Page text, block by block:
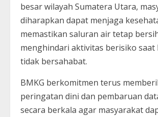
besar wilayah Sumatera Utara,
diharapkan dapat menjaga
memastikan saluran air tetap
menghindari aktivitas berisiko saat
tidak bersahabat.
BMKG berkomitmen terus
peringatan dini dan pembaruan
secara berkala agar masyarakat